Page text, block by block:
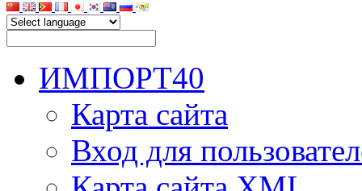
ИМПОРТ40
Карта сайта
Вход для